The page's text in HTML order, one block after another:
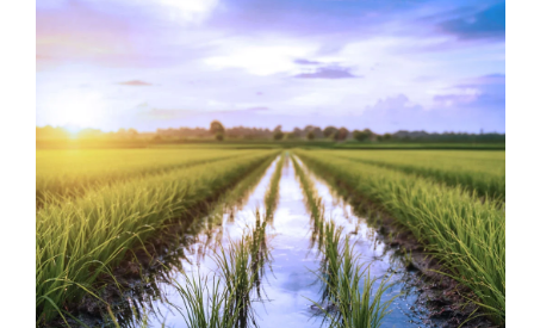
｜
十
氣・
雨，
讓
一
切
在
適